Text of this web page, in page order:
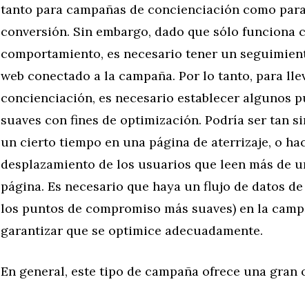
tanto para campañas de concienciación como
conversión. Sin embargo, dado que sólo funciona
comportamiento, es necesario tener un
web conectado a la campaña. Por lo tanto, para
concienciación, es necesario establecer algunos
suaves con fines de optimización. Podría ser tan
un cierto tiempo en una página de aterrizaje, o
desplazamiento de los usuarios que leen más de
página. Es necesario que haya un flujo de datos
los puntos de compromiso más suaves) en la
garantizar que se optimice adecuadamente.
En general, este tipo de campaña ofrece una